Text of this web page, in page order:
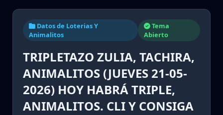
Datos de Loterias Y
Animalitos
Tema
Abierto
TRIPLETAZO ZULIA, TACHIRA,
ANIMALITOS (JUEVES 21-05-
2026) HOY HABRÁ TRIPLE,
ANIMALITOS. CLI Y CONSIGA